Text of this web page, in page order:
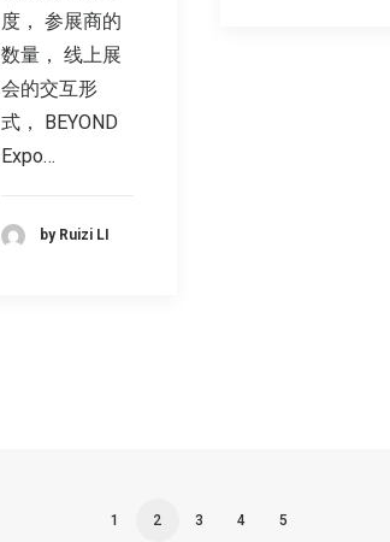
度， 参展商的
数量， 线上展
会的交互形
式， BEYOND
Expo…
by Ruizi LI
1 2 3 4 5